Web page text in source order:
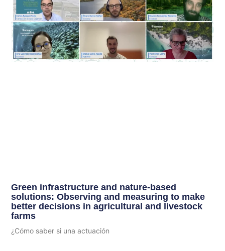
Green infrastructure and nature-based
solutions: Observing and measuring to make
better decisions in agricultural and livestock
farms
¿Cómo saber si una actuación